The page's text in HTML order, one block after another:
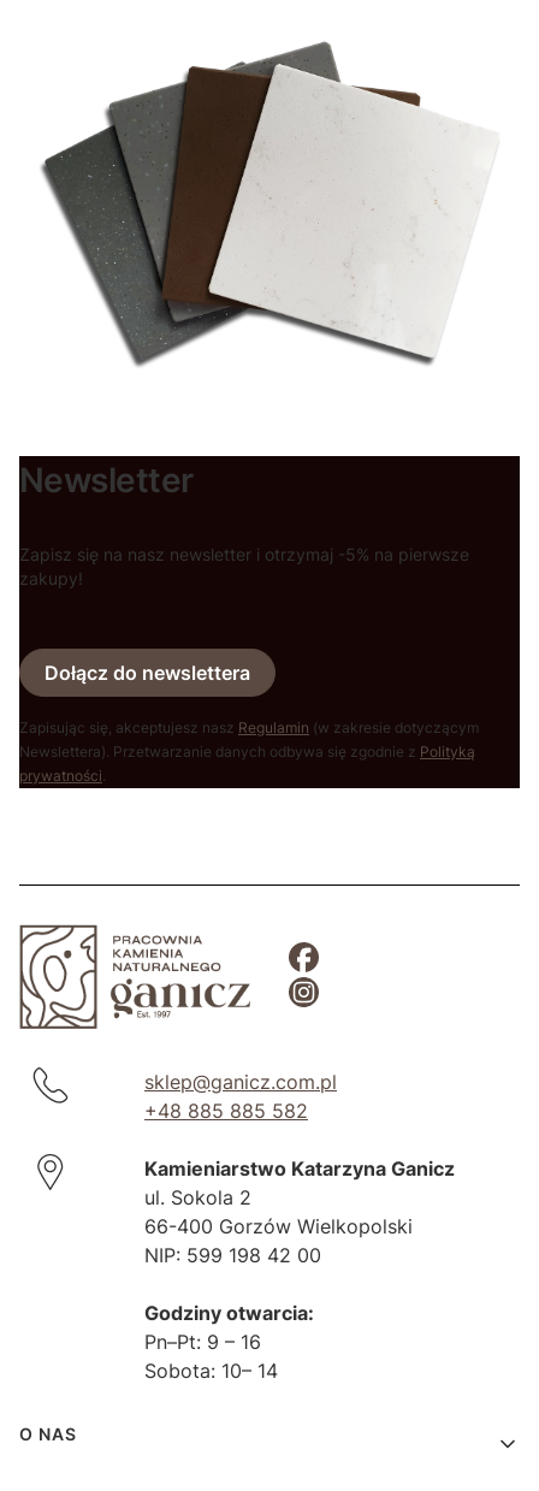
Newsletter
Zapisz się na nasz newsletter i otrzymaj -5% na pierwsze
zakupy!
Dołącz do newslettera
Zapisując się, akceptujesz nasz Regulamin (w zakresie dotyczącym
Newslettera). Przetwarzanie danych odbywa się zgodnie z Polityką
prywatności
sklep@ganicz.com.pl
+48 885 885 582
Kamieniarstwo Katarzyna Ganicz
ul. Sokola 2
66-400 Gorzów Wielkopolski
NIP: 599 198 42 00
Godziny otwarcia:
Pn–Pt: 9 – 16
Sobota: 10– 14
Linki w stopce
O NAS